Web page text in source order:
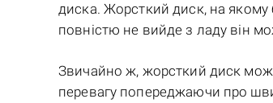
диска. Жорсткий диск, на якому
повністю не вийде з ладу він
Звичайно ж, жорсткий диск
перевагу попереджаючи про